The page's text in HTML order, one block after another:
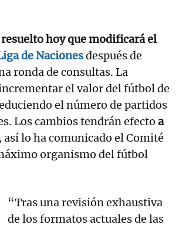
hoy que modificará el
de Nacionesdespués de
ronda de consultas. La
el valor del fútbol de
el número de partidos
Los cambios tendrán efecto a
, así lo ha comunicado el Comité
organismo del fútbol
“Tras una revisión exhaustiva
de los formatos actuales de las